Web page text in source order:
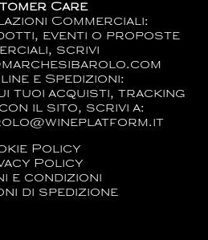
Care
Commerciali:
eventi o proposte
scrivi
e Spedizioni:
tuoi acquisti, tracking
il sito, scrivi a:
Policy
Policy
e condizioni
di spedizione